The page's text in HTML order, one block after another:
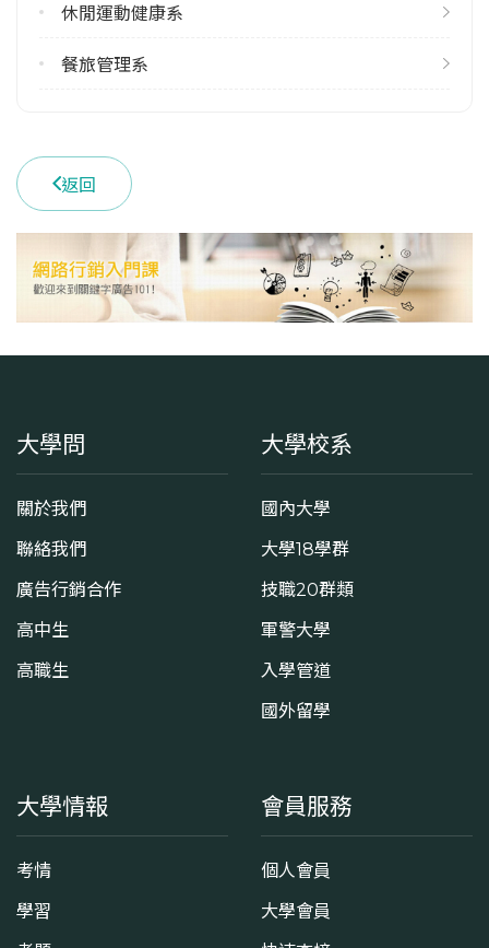
休閒運動健康系
餐旅管理系
返回
大學問
關於我們
聯絡我們
廣告行銷合作
高中生
高職生
大學校系
國內大學
大學18學群
技職20群類
軍警大學
入學管道
國外留學
大學情報
考情
學習
會員服務
個人會員
大學會員